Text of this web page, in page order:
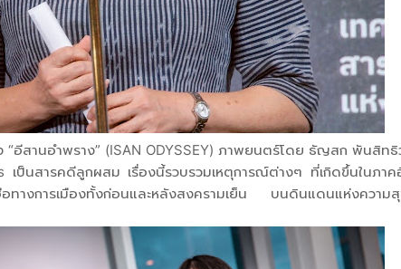
“อีสานอำพราง” (ISAN ODYSSEY) ภาพยนตร์โดย ธัญสก พันสิทธิ
ป็นสารคดีลูกผสม เรื่องนี้รวบรวมเหตุการณ์ต่างๆ ที่เกิดขึ้นในภาค
อทางการเมืองทั้งก่อนและหลังสงครามเย็น บนดินแดนแห่งความสุ